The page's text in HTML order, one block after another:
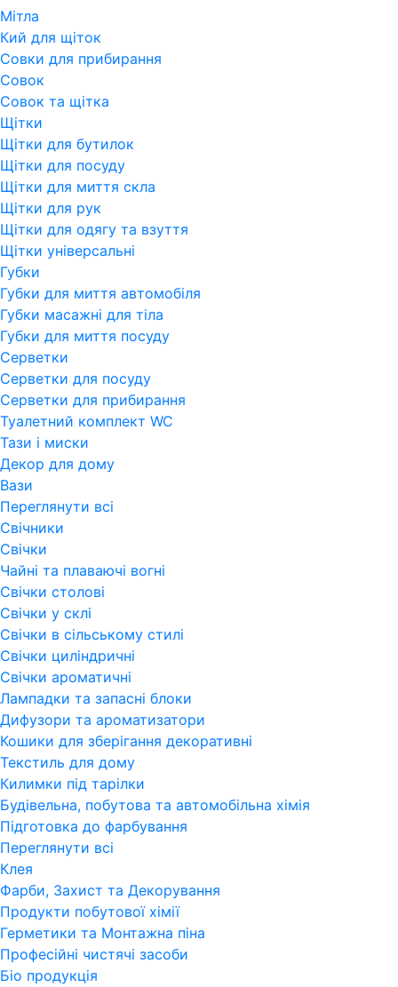
Мітла
Кий для щіток
Совки для прибирання
Совок
Совок та щітка
Щітки
Щітки для бутилок
Щітки для посуду
Щітки для миття скла
Щітки для рук
Щітки для одягу та взуття
Щітки універсальні
Губки
Губки для миття автомобіля
Губки масажні для тіла
Губки для миття посуду
Серветки
Серветки для посуду
Серветки для прибирання
Туалетний комплект WC
Тази і миски
Декор для дому
Вази
Переглянути всi
Свічники
Свічки
Чайні та плаваючі вогні
Свічки столові
Свічки у склі
Свічки в сільському стилі
Свічки циліндричні
Свічки ароматичні
Лампадки та запасні блоки
Дифузори та ароматизатори
Кошики для зберігання декоративні
Текстиль для дому
Килимки під тарілки
Будівельна, побутова та автомобільна хімія
Підготовка до фарбування
Переглянути всi
Клея
Фарби, Захист та Декорування
Продукти побутової хімії
Герметики та Монтажна піна
Професійні чистячі засоби
Бiо продукція